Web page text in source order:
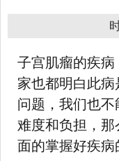
子宫肌瘤的疾
家也都明白此
问题，我们也
难度和负担，
面的掌握好疾病